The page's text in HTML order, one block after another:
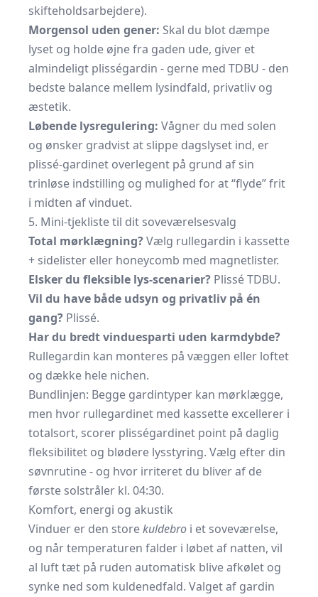
skifteholdsarbejdere).
Morgensol uden gener: Skal du blot dæmpe
lyset og holde øjne fra gaden ude, giver et
almindeligt plisségardin - gerne med TDBU - den
bedste balance mellem lysindfald, privatliv og
æstetik.
Løbende lysregulering: Vågner du med solen
og ønsker gradvist at slippe dagslyset ind, er
plissé-gardinet overlegent på grund af sin
trinløse indstilling og mulighed for at “flyde” frit
i midten af vinduet.
5. Mini-tjekliste til dit soveværelsesvalg
Total mørklægning?Vælg rullegardin i kassette
+ sidelister eller honeycomb med magnetlister.
Elsker du fleksible lys-scenarier? Plissé TDBU.
Vil du have både udsyn og privatliv på én
gang? Plissé.
Har du bredt vinduesparti uden karmdybde?
Rullegardin kan monteres på væggen eller loftet
og dække hele nichen.
Bundlinjen: Begge gardintyper kan mørklægge,
men hvor rullegardinet med kassette excellerer i
totalsort, scorer plisségardinet point på daglig
fleksibilitet og blødere lysstyring. Vælg efter din
søvnrutine - og hvor irriteret du bliver af de
første solstråler kl. 04:30.
Komfort, energi og akustik
Vinduer er den storekuldebro i et soveværelse,
og når temperaturen falder i løbet af natten, vil
al luft tæt på ruden automatisk blive afkølet og
synke ned som kuldenedfald. Valget af gardin